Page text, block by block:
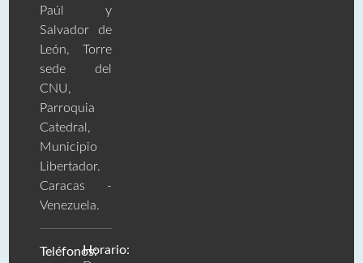
Paúl y
Salvador de
León, Torre
sede del
CNU,
Parroquia
Catedral,
Municipio
Libertador.
Caracas -
Venezuela.
Teléfonos:Horario: